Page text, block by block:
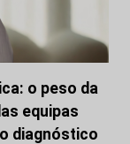
o peso da
equipas
diagnóstico